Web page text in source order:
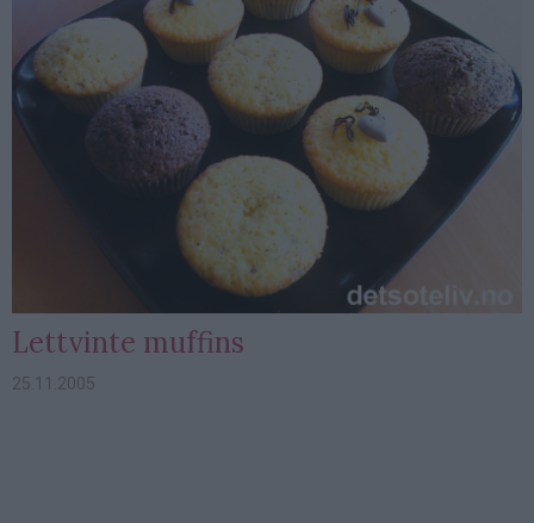
Lettvinte muffins
25.11.2005